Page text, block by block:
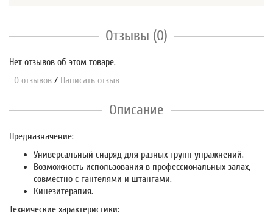
Отзывы (0)
Нет отзывов об этом товаре.
0 отзывов / Написать отзыв
Описание
Предназначение:
Универсальный снаряд для разных групп упражнений.
Возможность использования в профессиональных залах,
совместно с гантелями и штангами.
Кинезитерапия.
Технические характеристики: